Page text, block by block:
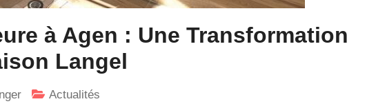
à Agen : Une Transformation
Langel
Actualités